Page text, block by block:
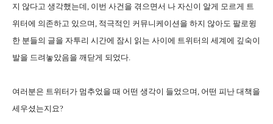
지 않다고 생각했는데, 이번 사건을 겪으면서 나 자신이 알게 모르게 트
위터에 의존하고 있으며, 적극적인 커뮤니케이션을 하지 않아도 팔로윙
한 분들의 글을 자투리 시간에 잠시 읽는 사이에 트위터의 세계에 깊숙이
발을 드려놓았음을 깨닫게 되었다.
여러분은 트위터가 멈추었을 때 어떤 생각이 들었으며, 어떤 피난 대책을
세우셨는지요?